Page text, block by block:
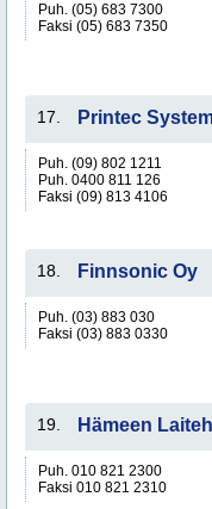
Puh. (05) 683 7300
Faksi (05) 683 7350
17. Printec
Puh. (09) 802 1211
Puh. 0400 811 126
Faksi (09) 813 4106
18. Finnsonic Oy
Puh. (03) 883 030
Faksi (03) 883 0330
19. Hämeen
Puh. 010 821 2300
Faksi 010 821 2310